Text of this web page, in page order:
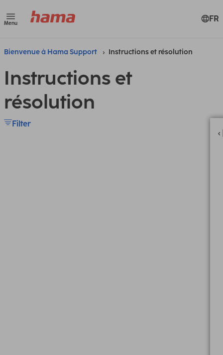
Menu FR
Bienvenue à Hama Support Instructions et résolution
Instructions et
résolution
Filter